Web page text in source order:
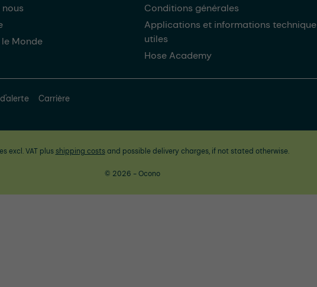
Monde
Conditions générales
Applications et informations technique
utiles
Hose Academy
Carrière
excl. VAT plus shipping costsand possible delivery charges, if not stated otherwise.
© 2026 - Ocono